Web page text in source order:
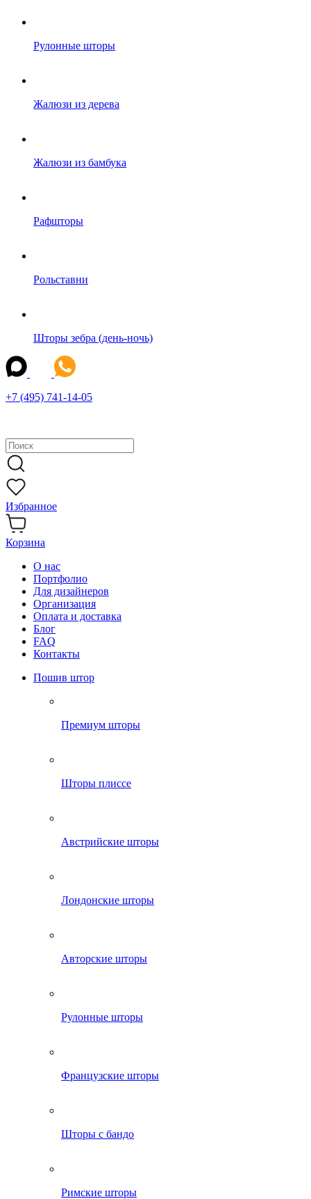
Рулонные шторы
Жалюзи из дерева
Жалюзи из бамбука
Рафшторы
Рольставни
Шторы зебра (день-ночь)
+7 (495) 741-14-05
Избранное
Корзина
О нас
Портфолио
Для дизайнеров
Организация
Оплата и доставка
Блог
FAQ
Контакты
Пошив штор
Премиум шторы
Шторы плиссе
Австрийские шторы
Лондонские шторы
Авторские шторы
Рулонные шторы
Французские шторы
Шторы с бандо
Римские шторы